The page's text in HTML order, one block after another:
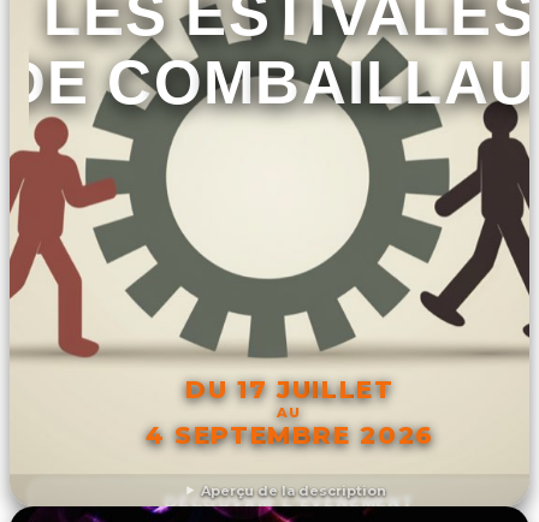
Aperçu de la description
DE
DU 17 JUILLET
AU
4 SEPTEMBRE 2026
DÉCOUVRIR L'ÉVÉNEMENT